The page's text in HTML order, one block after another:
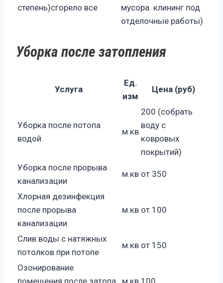
степень)сгорело все
мусора. клининг под
отделочные работы)
Уборка после затопления
Услуга
Ед.
изм
Цена (руб)
Уборка после потопа
водой
м.кв
200 (собрать
воду с
ковровых
покрытий)
Уборка после прорыва
канализации
м.кв от 350
Хлорная дезинфекция
после прорыва
канализации
м.кв от 100
Слив воды с натяжных
потолков при потопе
м.кв от 150
Озонирование